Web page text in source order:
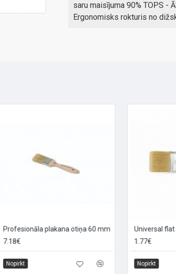
saru maisījuma 90% TOPS -
Ergonomisks rokturis no
plakana otiņa 60 mm
Nopirkt
1.77€
Nopirkt